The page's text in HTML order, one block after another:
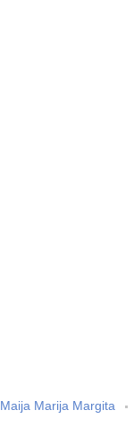
Maija Marija Margita